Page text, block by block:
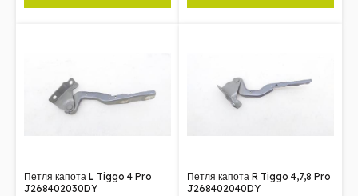
Петля капота L Tiggo 4 Pro
J268402030DY
Петля капота R Tiggo 4,7,8 Pro
J268402040DY